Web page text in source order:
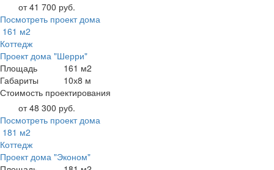
от 41 700 руб.
Посмотреть проект дома
161 м2
Коттедж
Проект дома "Шерри"
Площадь
161 м2
Габариты
10х8 м
Стоимость проектирования
от 48 300 руб.
Посмотреть проект дома
181 м2
Коттедж
Проект дома "Эконом"